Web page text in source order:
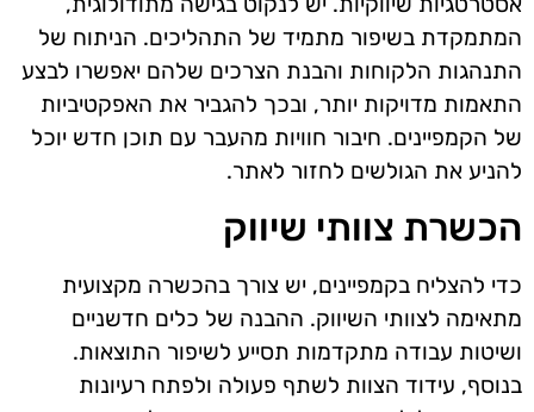
המתמקדת בשיפור מתמיד של התהליכים. הניתוח של
התנהגות הלקוחות והבנת הצרכים שלהם יאפשרו לבצע
התאמות מדויקות יותר, ובכך להגביר את האפקטיביות
של הקמפיינים. חיבור חוויות מהעבר עם תוכן חדש יוכל
להניע את הגולשים לחזור לאתר.
הכשרת צוותי שיווק
כדי להצליח בקמפיינים, יש צורך בהכשרה מקצועית
מתאימה לצוותי השיווק. ההבנה של כלים חדשניים
ושיטות עבודה מתקדמות תסייע לשיפור התוצאות.
בנוסף, עידוד הצוות לשתף פעולה ולפתח רעיונות